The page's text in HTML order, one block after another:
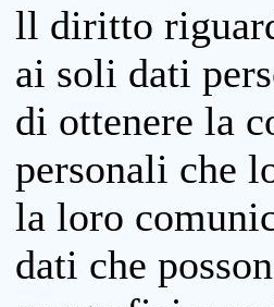
ll diritto
ai soli dati
di ottenere la
personali che
la loro
dati che